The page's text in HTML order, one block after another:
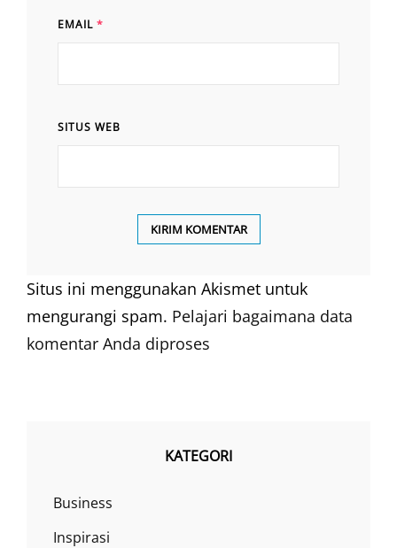
EMAIL *
SITUS WEB
Situs ini menggunakan Akismet untuk
mengurangi spam. Pelajari bagaimana data
komentar Anda diproses
KATEGORI
Business
Inspirasi